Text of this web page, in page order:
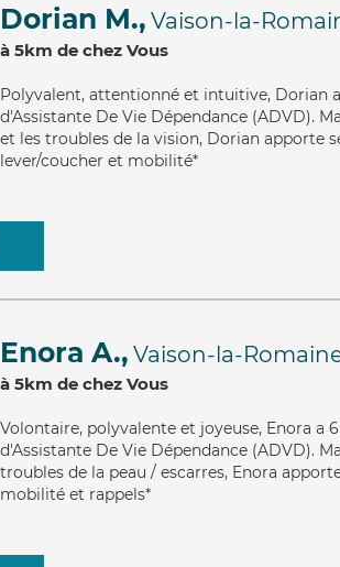
Dorian M., Vaison-la-
à 5km de chez Vous
Polyvalent, attentionné et intuitive, Dorian
d'Assistante De Vie Dépendance (ADVD).
et les troubles de la vision, Dorian apporte
lever/coucher et mobilité*
Enora A., Vaison-la-
à 5km de chez Vous
Volontaire, polyvalente et joyeuse, Enora a
d'Assistante De Vie Dépendance (ADVD).
troubles de la peau / escarres, Enora
mobilité et rappels*